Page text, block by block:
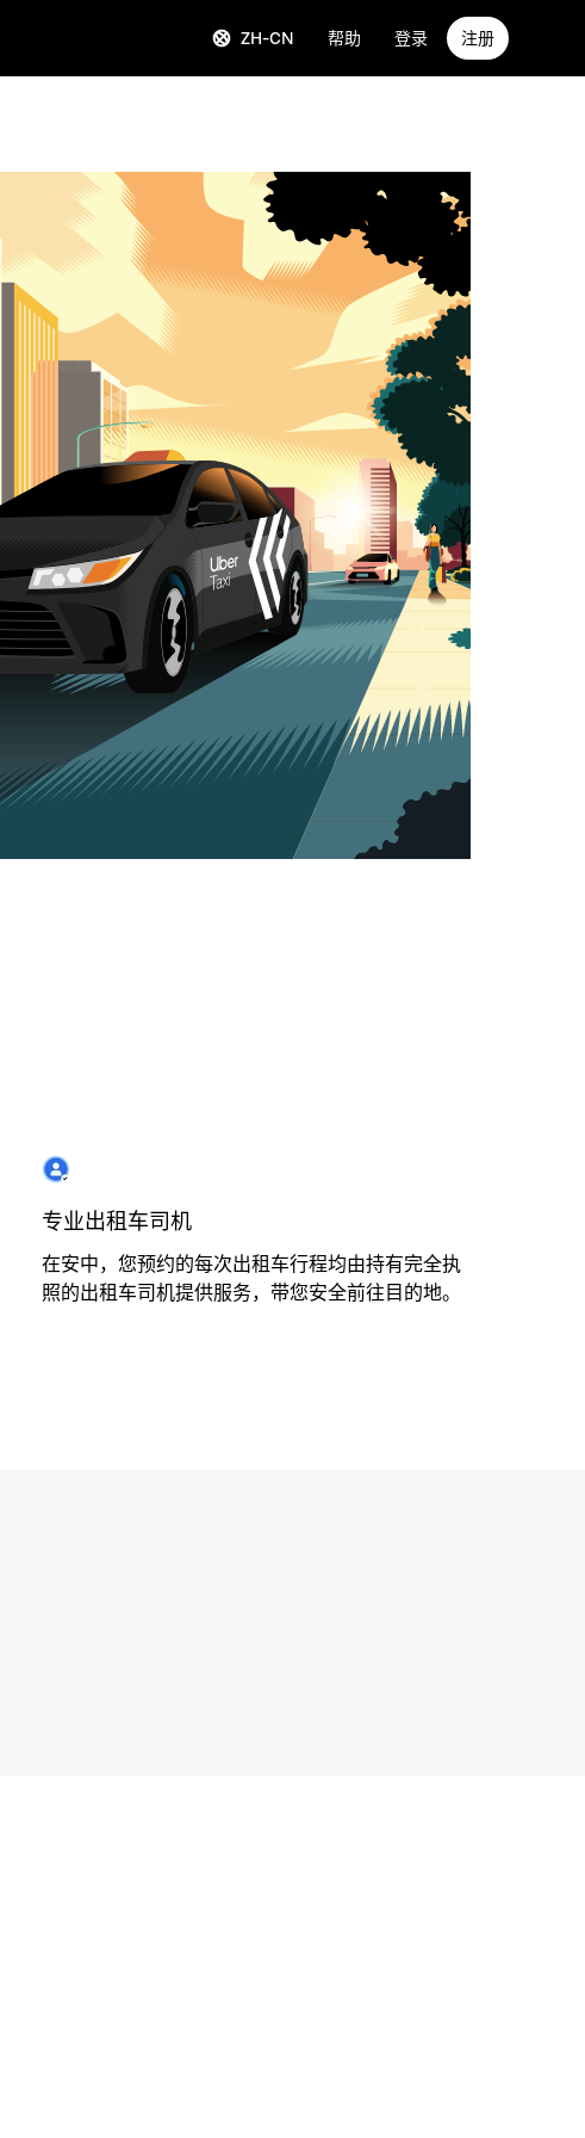
ZH-CN 帮助 登录 注册
专业出租车司机
在安中，您预约的每次出租车行程均由持有完全执
照的出租车司机提供服务，带您安全前往目的地。